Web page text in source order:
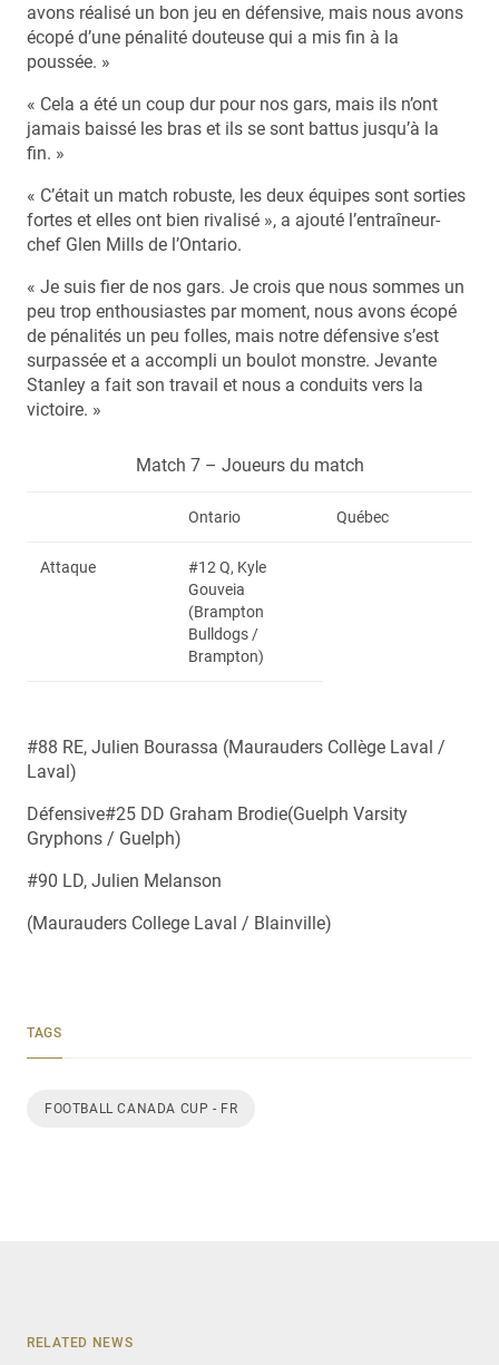
avons réalisé un bon jeu en défensive, mais nous avons
écopé d’une pénalité douteuse qui a mis fin à la
poussée. »
« Cela a été un coup dur pour nos gars, mais ils n’ont
jamais baissé les bras et ils se sont battus jusqu’à la
fin. »
« C’était un match robuste, les deux équipes sont sorties
fortes et elles ont bien rivalisé », a ajouté l’entraîneur-
chef Glen Mills de l’Ontario.
« Je suis fier de nos gars. Je crois que nous sommes un
peu trop enthousiastes par moment, nous avons écopé
de pénalités un peu folles, mais notre défensive s’est
surpassée et a accompli un boulot monstre. Jevante
Stanley a fait son travail et nous a conduits vers la
victoire. »
Match 7 – Joueurs du match
Ontario Québec
Attaque
#12 Q, Kyle
Gouveia
(Brampton
Bulldogs /
Brampton)
#88 RE, Julien Bourassa (Maurauders Collège Laval /
Laval)
Défensive#25 DD Graham Brodie(Guelph Varsity
Gryphons / Guelph)
#90 LD, Julien Melanson
(Maurauders College Laval / Blainville)
TAGS
FOOTBALL CANADA CUP - FR
RELATED NEWS